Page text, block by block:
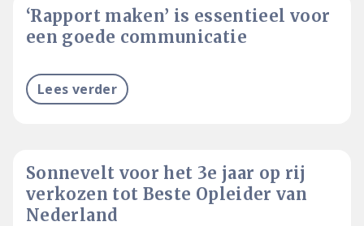
‘Rapport maken’ is essentieel voor
een goede communicatie
Lees verder
Sonnevelt voor het 3e jaar op rij
verkozen tot Beste Opleider van
Nederland